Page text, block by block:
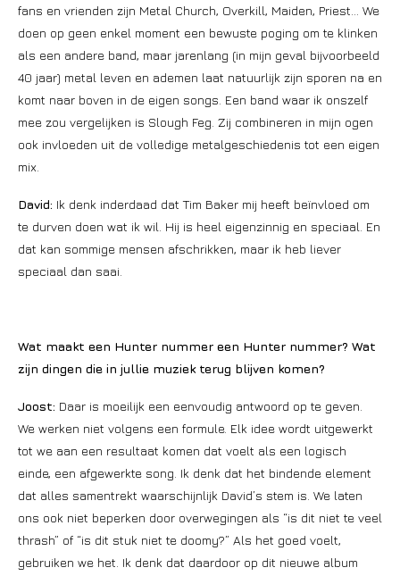
fans en vrienden zijn Metal Church, Overkill, Maiden, Priest… We
doen op geen enkel moment een bewuste poging om te klinken
als een andere band, maar jarenlang (in mijn geval bijvoorbeeld
40 jaar) metal leven en ademen laat natuurlijk zijn sporen na en
komt naar boven in de eigen songs. Een band waar ik onszelf
mee zou vergelijken is Slough Feg. Zij combineren in mijn ogen
ook invloeden uit de volledige metalgeschiedenis tot een eigen
mix.
David: Ik denk inderdaad dat Tim Baker mij heeft beïnvloed om
te durven doen wat ik wil. Hij is heel eigenzinnig en speciaal. En
dat kan sommige mensen afschrikken, maar ik heb liever
speciaal dan saai.
Wat maakt een Hunter nummer een Hunter nummer? Wat
zijn dingen die in jullie muziek terug blijven komen?
Joost: Daar is moeilijk een eenvoudig antwoord op te geven.
We werken niet volgens een formule. Elk idee wordt uitgewerkt
tot we aan een resultaat komen dat voelt als een logisch
einde, een afgewerkte song. Ik denk dat het bindende element
dat alles samentrekt waarschijnlijk David’s stem is. We laten
ons ook niet beperken door overwegingen als “is dit niet te veel
thrash” of “is dit stuk niet te doomy?” Als het goed voelt,
gebruiken we het. Ik denk dat daardoor op dit nieuwe album